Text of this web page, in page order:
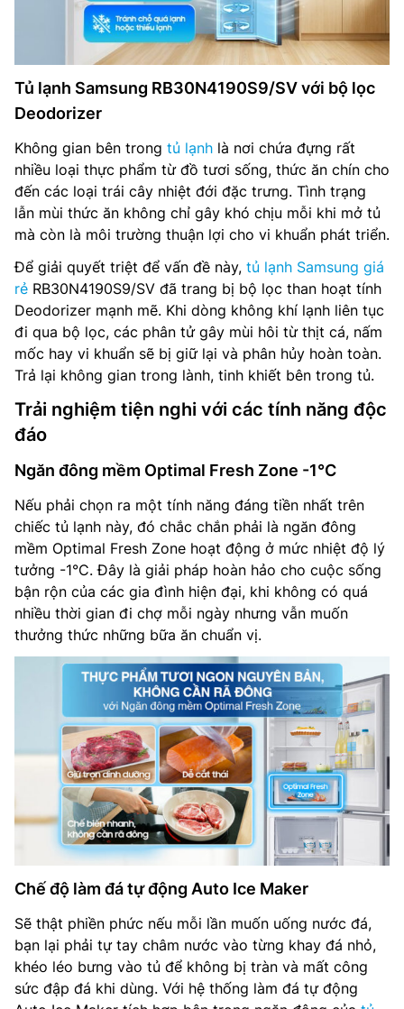
Tủ lạnh Samsung RB30N4190S9/SV với bộ lọc
Deodorizer
Không gian bên trong tủ lạnh là nơi chứa đựng rất
nhiều loại thực phẩm từ đồ tươi sống, thức ăn chín cho
đến các loại trái cây nhiệt đới đặc trưng. Tình trạng
lẫn mùi thức ăn không chỉ gây khó chịu mỗi khi mở tủ
mà còn là môi trường thuận lợi cho vi khuẩn phát triển.
Để giải quyết triệt để vấn đề này, tủ lạnh Samsung giá
rẻ RB30N4190S9/SV đã trang bị bộ lọc than hoạt tính
Deodorizer mạnh mẽ. Khi dòng không khí lạnh liên tục
đi qua bộ lọc, các phân tử gây mùi hôi từ thịt cá, nấm
mốc hay vi khuẩn sẽ bị giữ lại và phân hủy hoàn toàn.
Trả lại không gian trong lành, tinh khiết bên trong tủ.
Trải nghiệm tiện nghi với các tính năng độc
đáo
Ngăn đông mềm Optimal Fresh Zone -1°C
Nếu phải chọn ra một tính năng đáng tiền nhất trên
chiếc tủ lạnh này, đó chắc chắn phải là ngăn đông
mềm Optimal Fresh Zone hoạt động ở mức nhiệt độ lý
tưởng -1°C. Đây là giải pháp hoàn hảo cho cuộc sống
bận rộn của các gia đình hiện đại, khi không có quá
nhiều thời gian đi chợ mỗi ngày nhưng vẫn muốn
thưởng thức những bữa ăn chuẩn vị.
Chế độ làm đá tự động Auto Ice Maker
Sẽ thật phiền phức nếu mỗi lần muốn uống nước đá,
bạn lại phải tự tay châm nước vào từng khay đá nhỏ,
khéo léo bưng vào tủ để không bị tràn và mất công
sức đập đá khi dùng. Với hệ thống làm đá tự động